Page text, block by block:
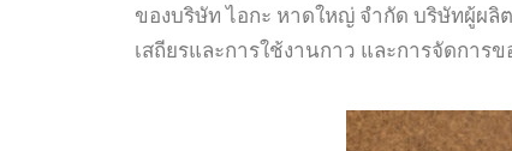
ของบริษัท ไอกะ หาดใหญ่ จำกัด บริษัทผู้ผลิ
เสถียรและการใช้งานกาว และการจัดกา